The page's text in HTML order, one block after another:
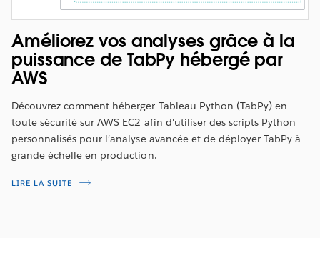
Améliorez vos analyses grâce à la
puissance de TabPy hébergé par
AWS
Découvrez comment héberger Tableau Python (TabPy) en
toute sécurité sur AWS EC2 afin d'utiliser des scripts Python
personnalisés pour l’analyse avancée et de déployer TabPy à
grande échelle en production.
LIRE LA SUITE